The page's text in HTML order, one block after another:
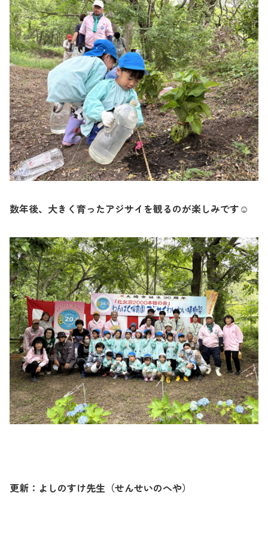
数年後、大きく育ったアジサイを観るのが楽しみです ☺
更新：よしのすけ先生（せんせいのへや）